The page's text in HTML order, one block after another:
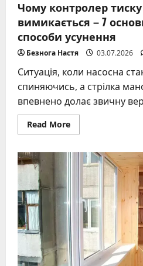
Чому контролер
вимикається – 7
способи усунення
Безнога Настя 03.07.2026
Ситуація, коли насосна
спиняючись, а стрілка
впевнено долає звичну
Read MoreRead
more
контролер
тиску
вимикається
7
основних
причин
та
способи
усунення